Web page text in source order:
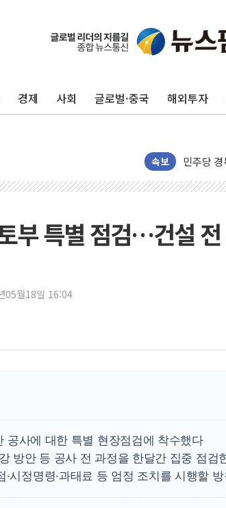
경제 사회 글로벌·중국 해외투자
속보
125mm
평택 진
상주 낙
[종합] 김
인천서
김민석,
[속보] 민
[속보] 민
[속보]
정재헌
최태원,
하나금
인천시
병무청,
홈플러
'호우·
부 특별 점검…건설
05월18일 16:04
공사에 대한 특별 현장점검에 착수했다
방안 등 공사 전 과정을 한달간 집중 점검
시정명령·과태료 등 엄정 조치를 시행할